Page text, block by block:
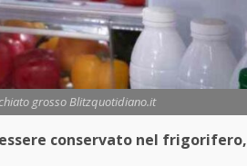
grosso Blitzquotidiano.it
conservato nel frigorifero,